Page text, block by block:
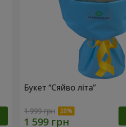
Букет “Сяйво літа”
1 999 грн